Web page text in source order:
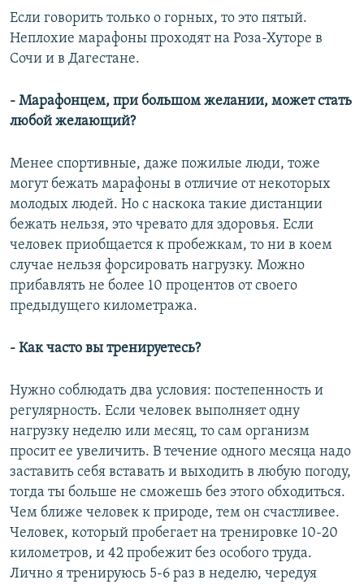
Если говорить только о горных, то это пятый.
Неплохие марафоны проходят на Роза-Хуторе в
Сочи и в Дагестане.
- Марафонцем, при большом желании, может стать
любой желающий?
Менее спортивные, даже пожилые люди, тоже
могут бежать марафоны в отличие от некоторых
молодых людей. Но с наскока такие дистанции
бежать нельзя, это чревато для здоровья. Если
человек приобщается к пробежкам, то ни в коем
случае нельзя форсировать нагрузку. Можно
прибавлять не более 10 процентов от своего
предыдущего километража.
- Как часто вы тренируетесь?
Нужно соблюдать два условия: постепенность и
регулярность. Если человек выполняет одну
нагрузку неделю или месяц, то сам организм
просит ее увеличить. В течение одного месяца надо
заставить себя вставать и выходить в любую погоду,
тогда ты больше не сможешь без этого обходиться.
Чем ближе человек к природе, тем он счастливее.
Человек, который пробегает на тренировке 10-20
километров, и 42 пробежит без особого труда.
Лично я тренируюсь 5-6 раз в неделю, чередуя